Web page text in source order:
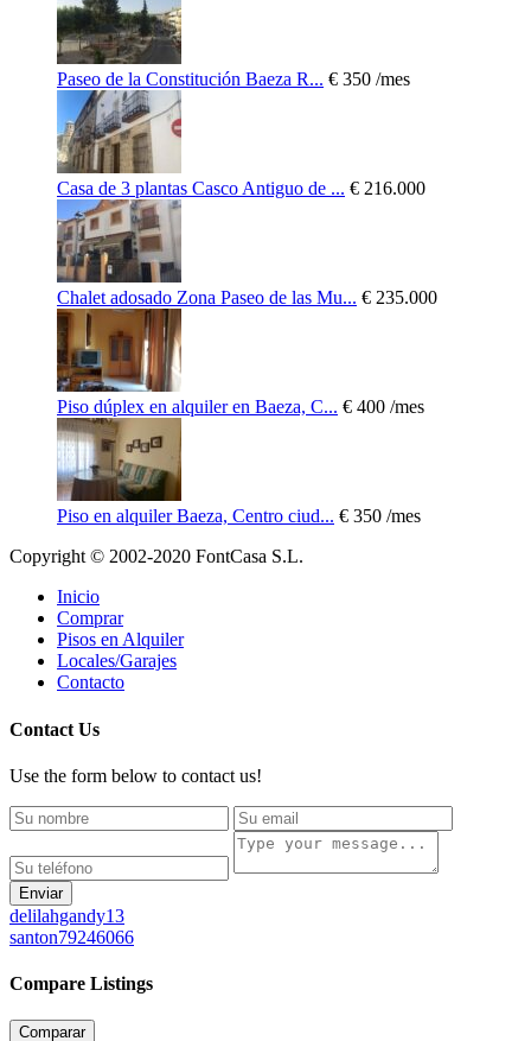
Paseo de la Constitución Baeza R... € 350 /mes
Casa de 3 plantas Casco Antiguo de ... € 216.000
Chalet adosado Zona Paseo de las Mu... € 235.000
Piso dúplex en alquiler en Baeza, C... € 400 /mes
Piso en alquiler Baeza, Centro ciud... € 350 /mes
Copyright © 2002-2020 FontCasa S.L.
Inicio
Comprar
Pisos en Alquiler
Locales/Garajes
Contacto
Contact Us
Use the form below to contact us!
Enviar
delilahgandy13
santon79246066
Compare Listings
Comparar